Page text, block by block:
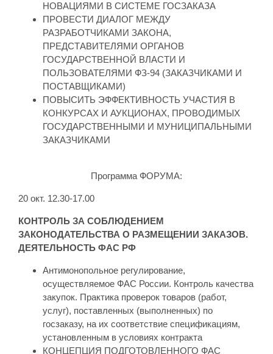
НОВАЦИЯМИ В СИСТЕМЕ ГОСЗАКАЗА
ПРОВЕCТИ ДИАЛОГ МЕЖДУ
РАЗРАБОТЧИКАМИ ЗАКОНА,
ПРЕДСТАВИТЕЛЯМИ ОРГАНОВ
ГОСУДАРСТВЕННОЙ ВЛАСТИ И
ПОЛЬЗОВАТЕЛЯМИ ФЗ-94 (ЗАКАЗЧИКАМИ И
ПОСТАВЩИКАМИ)
ПОВЫСИТЬ ЭФФЕКТИВНОСТЬ УЧАСТИЯ В
КОНКУРСАХ И АУКЦИОНАХ, ПРОВОДИМЫХ
ГОСУДАРСТВЕННЫМИ И МУНИЦИПАЛЬНЫМИ
ЗАКАЗЧИКАМИ
Программа ФОРУМА:
20 окт. 12.30-17.00
КОНТРОЛЬ ЗА СОБЛЮДЕНИЕМ
ЗАКОНОДАТЕЛЬСТВА О РАЗМЕЩЕНИИ ЗАКАЗОВ.
ДЕЯТЕЛЬНОСТЬ ФАС РФ
Антимонопольное регулирование,
осуществляемое ФАС России. Контроль качества
закупок. Практика проверок товаров (работ,
услуг), поставленных (выполненных) по
госзаказу, на их соответствие спецификациям,
установленным в условиях контракта
КОНЦЕПЦИЯ ПОДГОТОВЛЕННОГО ФАС